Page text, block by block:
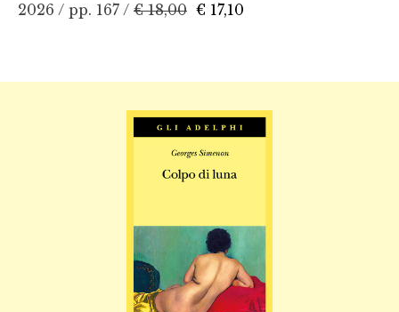
2026 / pp. 167 / € 18,00 € 17,10